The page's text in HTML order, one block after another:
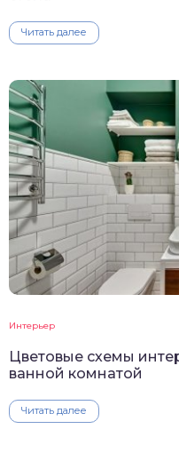
Читать далее
Интерьер
Цветовые схемы
ванной комнатой
Читать далее